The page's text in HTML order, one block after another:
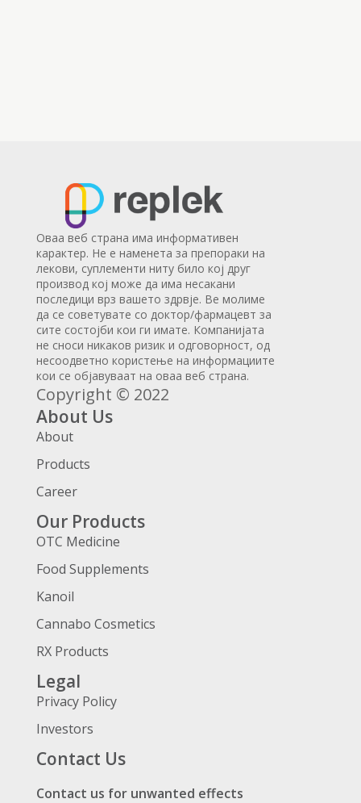
Оваа веб страна има информативен
карактер. Не е наменета за препораки на
лекови, суплементи ниту било кој друг
производ кој може да има несакани
последици врз вашето здрвје. Ве молиме
да се советувате со доктор/фармацевт за
сите состојби кои ги имате. Компанијата
не сноси никаков ризик и одговорност, од
несоодветно користење на информациите
кои се објавуваат на оваа веб страна.
Copyright © 2022
About Us
About
Products
Career
Our Products
OTC Medicine
Food Supplements
Kanoil
Cannabo Cosmetics
RX Products
Legal
Privacy Policy
Investors
Contact Us
Contact us for unwanted effects